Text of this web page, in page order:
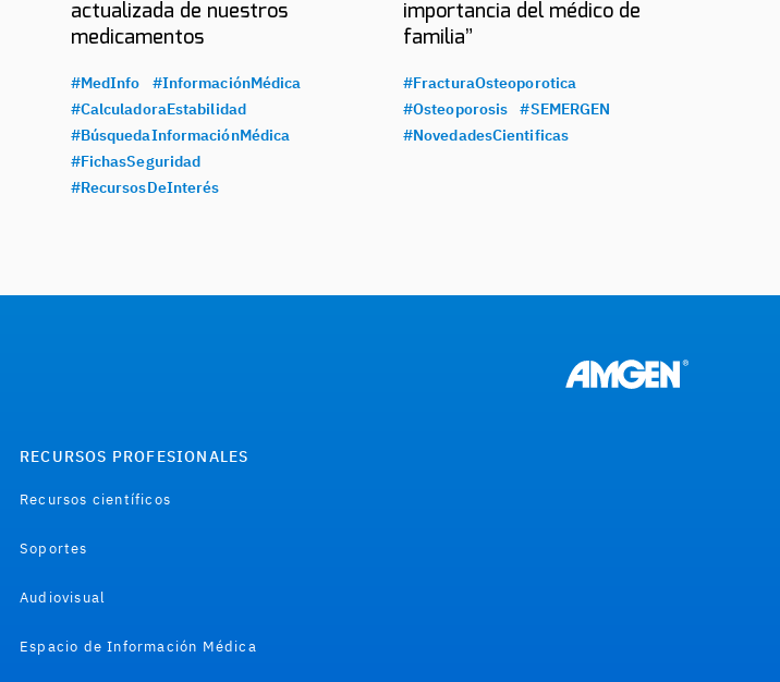
actualizada de nuestros
medicamentos
#MedInfo
#InformaciónMédica
#CalculadoraEstabilidad
#BúsquedaInformaciónMédica
#FichasSeguridad
#RecursosDeInterés
importancia del médico de
familia”
#FracturaOsteoporotica
#Osteoporosis
#SEMERGEN
#NovedadesCientificas
RECURSOS PROFESIONALES
Recursos científicos
Soportes
Audiovisual
Espacio de Información Médica